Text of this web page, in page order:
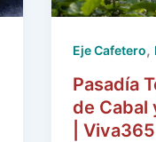
Eje Cafetero,
Pasadía
de Cabal
| Viva365